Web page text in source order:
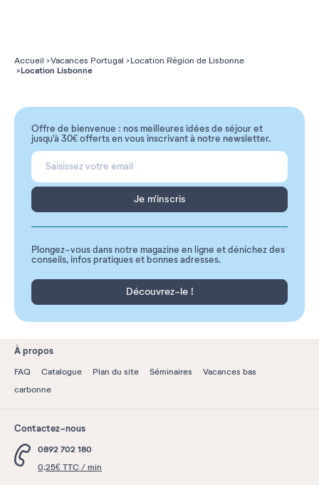
Accueil Vacances Portugal Location Région de Lisbonne
Location Lisbonne
Offre de bienvenue : nos meilleures idées de séjour et
jusqu'à 30€ offerts en vous inscrivant à notre newsletter.
Je m'inscris
Plongez-vous dans notre magazine en ligne et dénichez des
conseils, infos pratiques et bonnes adresses.
Découvrez-le !
À propos
FAQ Catalogue Plan du site Séminaires
Vacances bas
carbonne
Contactez-nous
0892 702 180
0,25€ TTC / min